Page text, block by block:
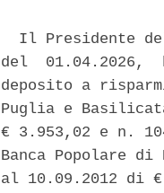
Il Presidente
del  01.04.2026,
deposito a
Puglia e
€ 3.953,02 e n.
Banca Popolare
al 10.09.2012 di